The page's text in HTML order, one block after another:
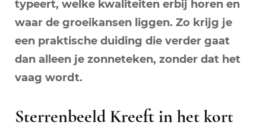
typeert, welke kwaliteiten erbij horen en
waar de groeikansen liggen. Zo krijg je
een praktische duiding die verder gaat
dan alleen je zonneteken, zonder dat het
vaag wordt.
Sterrenbeeld Kreeft in het kort